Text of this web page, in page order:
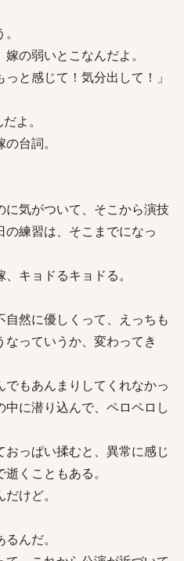
の弱いとこなんだよ。
と感じて！気分出して！」
よ。
台詞。
気がついて、そこから演技
練習は、そこまでになっ
キョドるキョドる。
然に優しくって、えっちも
っていうか、変わってき
もあんまりしてくれなかっ
に潜り込んで、ペロペロし
っぱい揉むと、異常に感じ
くこともある。
けど。
んだ。